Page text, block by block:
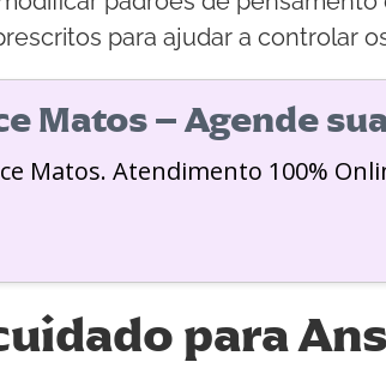
para ajudar a controlar
Matos – Agende
Matos. Atendimento 100%
para